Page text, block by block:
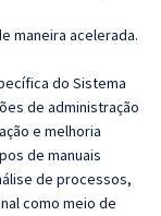
maneira acelerada.
do Sistema
de administração
e melhoria
de manuais
de processos,
como meio de